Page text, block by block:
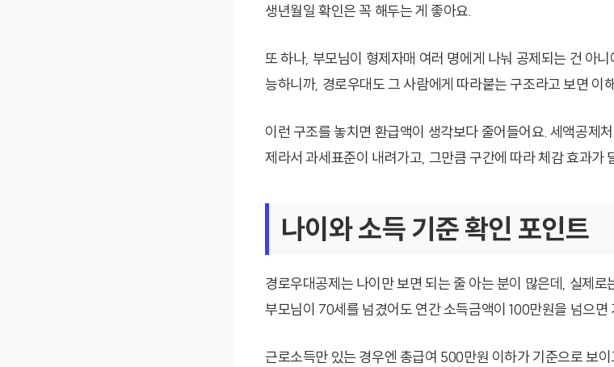
생년월일 확인은 꼭 해두는 게 좋아요.
또 하나, 부모님이 형제자매 여러 명에게 나눠 공제되는 건 아
능하니까, 경로우대도 그 사람에게 따라붙는 구조라고 보면 이
이런 구조를 놓치면 환급액이 생각보다 줄어들어요. 세액공제
제라서 과세표준이 내려가고, 그만큼 구간에 따라 체감 효과가
나이와 소득 기준 확인 포인트
경로우대공제는 나이만 보면 되는 줄 아는 분이 많은데, 실제로
부모님이 70세를 넘겼어도 연간 소득금액이 100만원을 넘으면
근로소득만 있는 경우엔 총급여 500만원 이하가 기준으로 보